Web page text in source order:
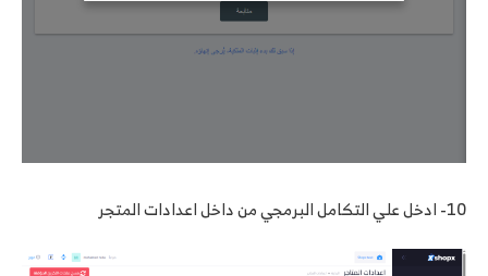
10- ادخل علي التكامل البرمجي من داخل اعدادات المتجر